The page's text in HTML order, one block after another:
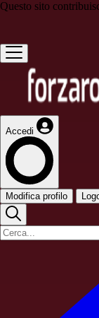
Questo sito
Accedi
Modifica profilo